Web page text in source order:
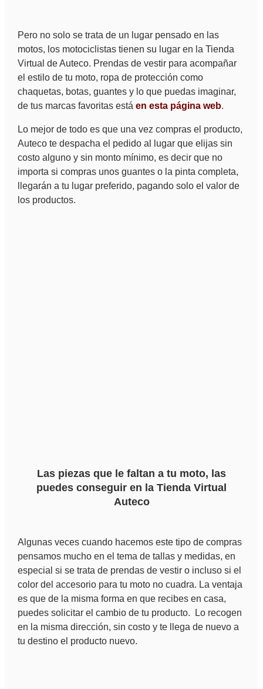
Pero no solo se trata de un lugar pensado en las
motos, los motociclistas tienen su lugar en la Tienda
Virtual de Auteco. Prendas de vestir para acompañar
el estilo de tu moto, ropa de protección como
chaquetas, botas, guantes y lo que puedas imaginar,
de tus marcas favoritas está en esta página web.
Lo mejor de todo es que una vez compras el producto,
Auteco te despacha el pedido al lugar que elijas sin
costo alguno y sin monto mínimo, es decir que no
importa si compras unos guantes o la pinta completa,
llegarán a tu lugar preferido, pagando solo el valor de
los productos.
Las piezas que le faltan a tu moto, las
puedes conseguir en la Tienda Virtual
Auteco
Algunas veces cuando hacemos este tipo de compras
pensamos mucho en el tema de tallas y medidas, en
especial si se trata de prendas de vestir o incluso si el
color del accesorio para tu moto no cuadra. La ventaja
es que de la misma forma en que recibes en casa,
puedes solicitar el cambio de tu producto. Lo recogen
en la misma dirección, sin costo y te llega de nuevo a
tu destino el producto nuevo.